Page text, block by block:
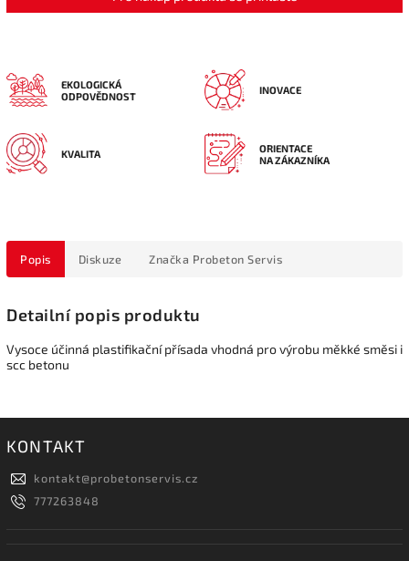
EKOLOGICKÁ
ODPOVĚDNOST
INOVACE
KVALITA
ORIENTACE
NA ZÁKAZNÍKA
Popis Diskuze Značka Probeton Servis
Detailní popis produktu
Vysoce účinná plastifikační přísada vhodná pro výrobu měkké směsi i
scc betonu
KONTAKT
kontakt@probetonservis.cz
777263848